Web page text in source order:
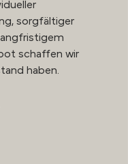
sorgfältiger
schaffen wir
haben.